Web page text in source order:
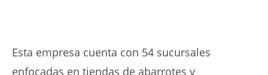
Esta empresa cuenta con 54 sucursales
enfocadas en tiendas de abarrotes y